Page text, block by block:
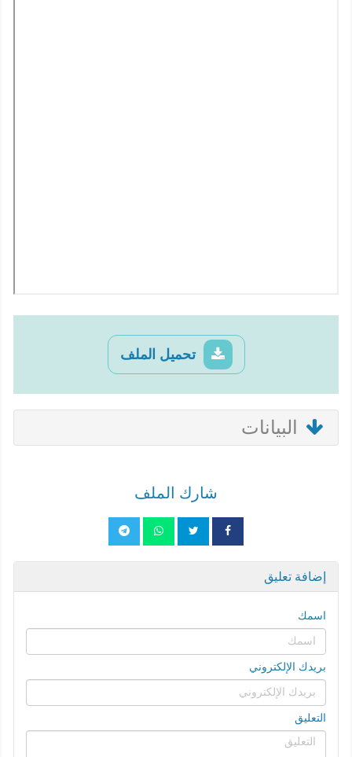
تحميل الملف
البيانات
شارك الملف
إضافة تعليق
اسمك
بريدك الإلكتروني
التعليق